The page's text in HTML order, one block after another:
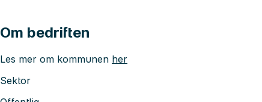
Om bedriften
Les mer om kommunen her
Sektor